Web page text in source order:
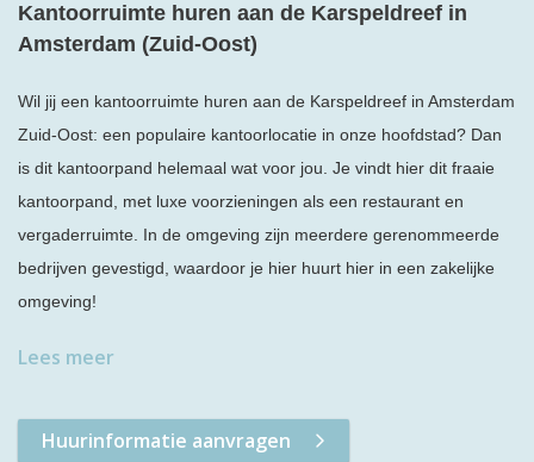
Kantoorruimte huren aan de Karspeldreef in
Amsterdam (Zuid-Oost)
Wil jij een kantoorruimte huren aan de Karspeldreef in Amsterdam
Zuid-Oost: een populaire kantoorlocatie in onze hoofdstad? Dan
is dit kantoorpand helemaal wat voor jou. Je vindt hier dit fraaie
kantoorpand, met luxe voorzieningen als een restaurant en
vergaderruimte. In de omgeving zijn meerdere gerenommeerde
bedrijven gevestigd, waardoor je hier huurt hier in een zakelijke
omgeving!
Lees meer
Huurinformatie aanvragen